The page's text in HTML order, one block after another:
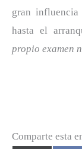
gran
hasta el
propio examen
Comparte esta